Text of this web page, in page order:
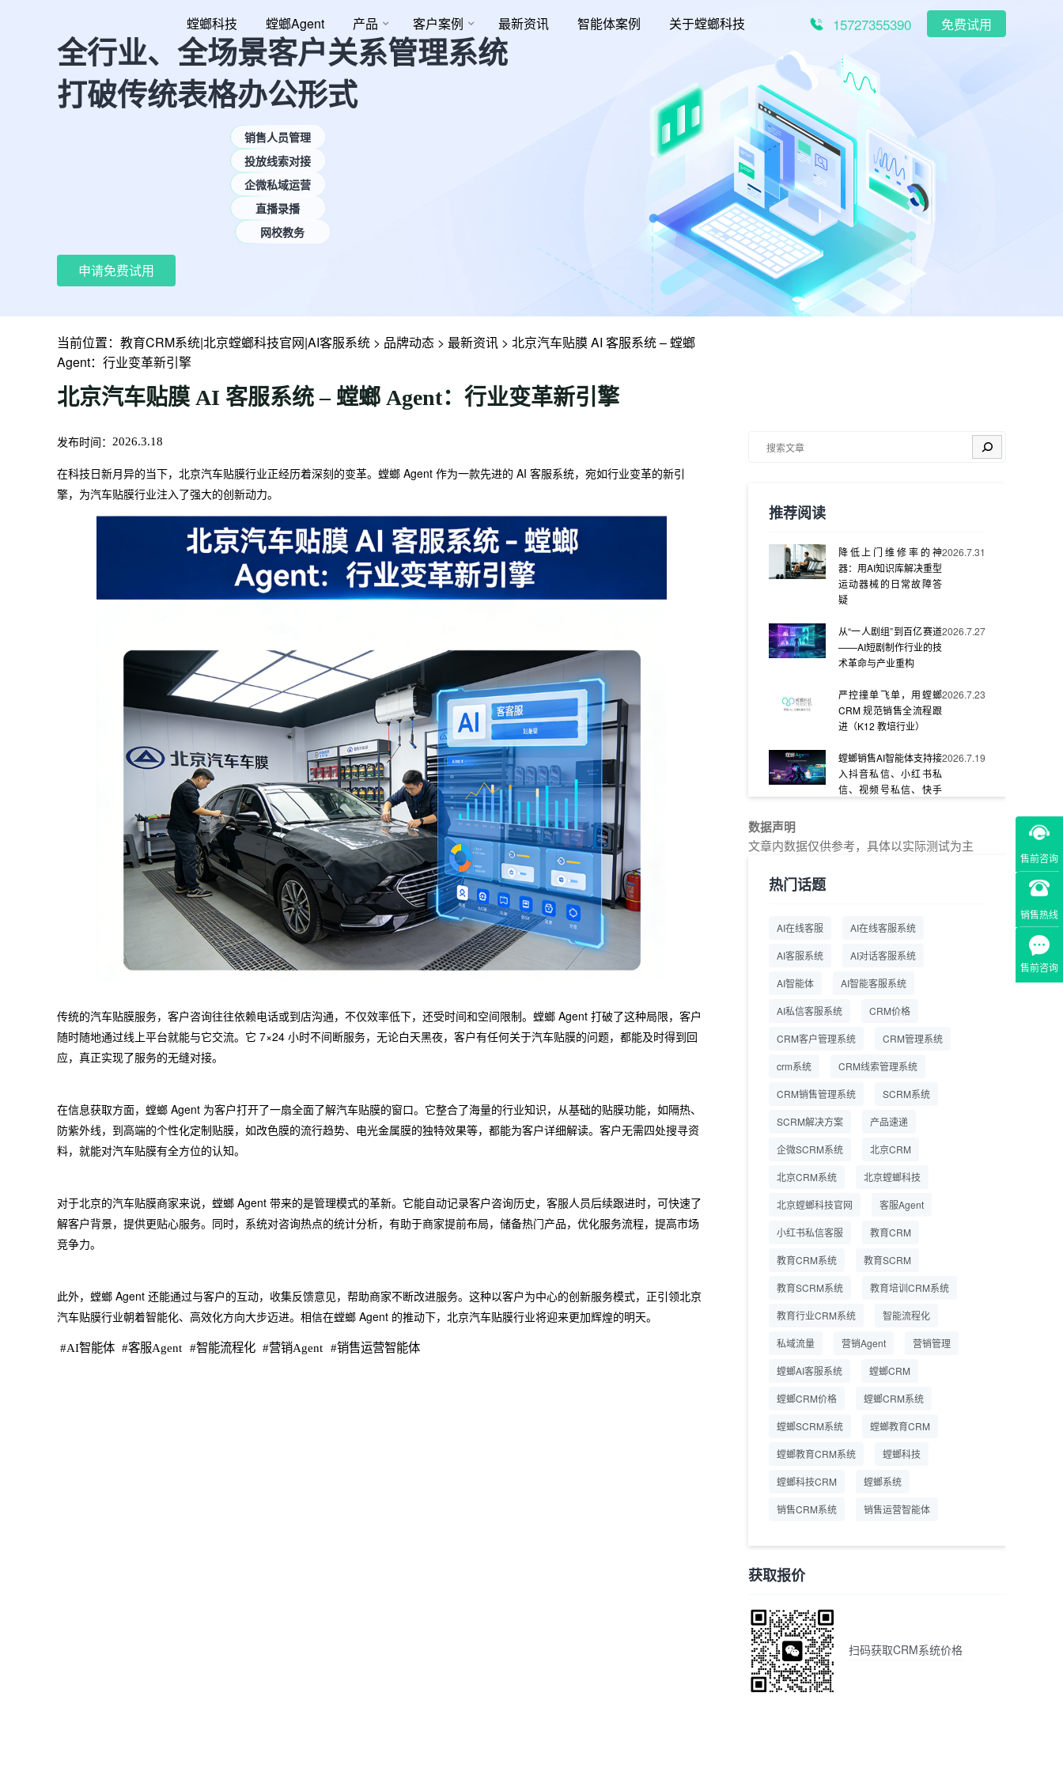
螳螂科技 螳螂Agent 产品 客户案例 最新资讯 智能体案例 关于螳螂科技 15727355390 免费试用
全行业、全场景客户关系管理系统
打破传统表格办公形式
销售人员管理
投放线索对接
企微私域运营
直播录播
网校教务
申请免费试用
售前咨询
销售热线
售前咨询
当前位置： 教育CRM系统|北京螳螂科技官网|AI客服系统 > 品牌动态 > 最新资讯 > 北京汽车贴膜 AI 客服系统 – 螳螂
Agent：行业变革新引擎
北京汽车贴膜 AI 客服系统 – 螳螂 Agent：行业变革新引擎
发布时间： 2026.3.18
在科技日新月异的当下，北京汽车贴膜行业正经历着深刻的变革。螳螂 Agent 作为一款先进的 AI 客服系统，宛如行业变革的新引
擎，为汽车贴膜行业注入了强大的创新动力。
传统的汽车贴膜服务，客户咨询往往依赖电话或到店沟通，不仅效率低下，还受时间和空间限制。螳螂 Agent 打破了这种局限，客户
随时随地通过线上平台就能与它交流。它 7×24 小时不间断服务，无论白天黑夜，客户有任何关于汽车贴膜的问题，都能及时得到回
应，真正实现了服务的无缝对接。
在信息获取方面，螳螂 Agent 为客户打开了一扇全面了解汽车贴膜的窗口。它整合了海量的行业知识，从基础的贴膜功能，如隔热、
防紫外线，到高端的个性化定制贴膜，如改色膜的流行趋势、电光金属膜的独特效果等，都能为客户详细解读。客户无需四处搜寻资
料，就能对汽车贴膜有全方位的认知。
对于北京的汽车贴膜商家来说，螳螂 Agent 带来的是管理模式的革新。它能自动记录客户咨询历史，客服人员后续跟进时，可快速了
解客户背景，提供更贴心服务。同时，系统对咨询热点的统计分析，有助于商家提前布局，储备热门产品，优化服务流程，提高市场
竞争力。
此外，螳螂 Agent 还能通过与客户的互动，收集反馈意见，帮助商家不断改进服务。这种以客户为中心的创新服务模式，正引领北京
汽车贴膜行业朝着智能化、高效化方向大步迈进。相信在螳螂 Agent 的推动下，北京汽车贴膜行业将迎来更加辉煌的明天。
#AI智能体 #客服Agent #智能流程化 #营销Agent #销售运营智能体
搜索
推荐阅读
降低上门维修率的神
器：用AI知识库解决重型
运动器械的日常故障答
疑
2026.7.31
从“一人剧组”到百亿赛道
——AI短剧制作行业的技
术革命与产业重构
2026.7.27
严控撞单飞单，用螳螂
CRM 规范销售全流程跟
进（K12 教培行业）
2026.7.23
螳螂销售AI智能体支持接
入抖音私信、小红书私
信、视频号私信、快手
2026.7.19
螳螂系统专为K12/职业
交：螳螂科技销售AI智能
一站式SCRM系统企微
全流程
商用SCRM系统企微工
营成本
2026.7.14
企业微信 私域用户精细
螳螂教育CRM助力教培
机构精细化运营
数据声明
文章内数据仅供参考，具体以实际测试为主
热门话题
AI在线客服 AI在线客服系统
AI客服系统 AI对话客服系统
AI智能体 AI智能客服系统
AI私信客服系统 CRM价格
CRM客户管理系统 CRM管理系统
crm系统 CRM线索管理系统
CRM销售管理系统 SCRM系统
SCRM解决方案 产品速递
企微SCRM系统 北京CRM
北京CRM系统 北京螳螂科技
北京螳螂科技官网 客服Agent
小红书私信客服 教育CRM
教育CRM系统 教育SCRM
教育SCRM系统 教育培训CRM系统
教育行业CRM系统 智能流程化
私域流量 营销Agent 营销管理
螳螂AI客服系统 螳螂CRM
螳螂CRM价格 螳螂CRM系统
螳螂SCRM系统 螳螂教育CRM
螳螂教育CRM系统 螳螂科技
螳螂科技CRM 螳螂系统
销售CRM系统 销售运营智能体
获取报价
扫码获取CRM系统价格